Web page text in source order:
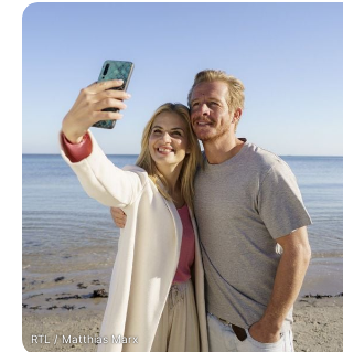
RTL / Matthias Marx